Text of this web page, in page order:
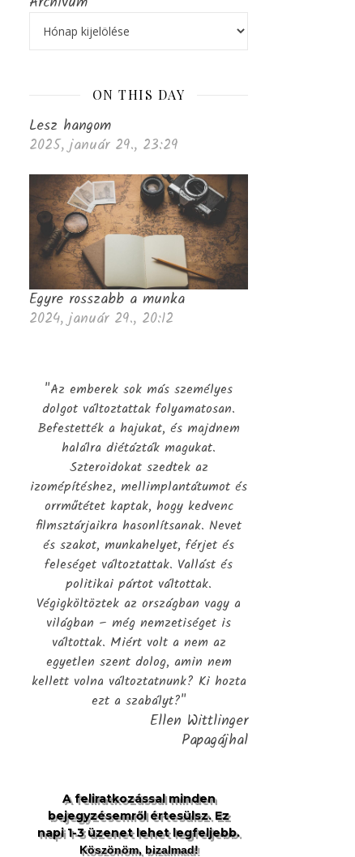
ON THIS DAY
Lesz hangom
2025, január 29., 23:29
Egyre rosszabb a munka
2024, január 29., 20:12
"Az emberek sok más személyes
dolgot változtattak folyamatosan.
Befestették a hajukat, és majdnem
halálra diétázták magukat.
Szteroidokat szedtek az
izomépítéshez, mellimplantátumot és
orrműtétet kaptak, hogy kedvenc
filmsztárjaikra hasonlítsanak. Nevet
és szakot, munkahelyet, férjet és
feleséget változtattak. Vallást és
politikai pártot váltottak.
Végigköltöztek az országban vagy a
világban – még nemzetiséget is
váltottak. Miért volt a nem az
egyetlen szent dolog, amin nem
kellett volna változtatnunk? Ki hozta
ezt a szabályt?"
Ellen Wittlinger
Papagájhal
A feliratkozással minden
bejegyzésemről értesülsz. Ez
napi 1-3 üzenet lehet legfeljebb.
Köszönöm, bizalmad!